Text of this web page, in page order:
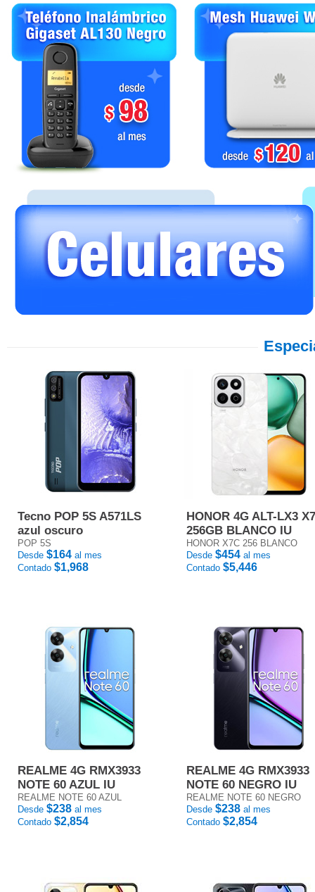
Tecno POP 5S A571LS
azul oscuro
POP 5S
Desde $164 al mes
Contado $1,968
HONOR 4G ALT-LX3
256GB BLANCO IU
HONOR X7C 256 BLANCO
Desde $454 al mes
Contado $5,446
REALME 4G RMX3933
NOTE 60 AZUL IU
REALME NOTE 60 AZUL
Desde $238 al mes
Contado $2,854
REALME 4G RMX3933
NOTE 60 NEGRO IU
REALME NOTE 60 NEGRO
Desde $238 al mes
Contado $2,854